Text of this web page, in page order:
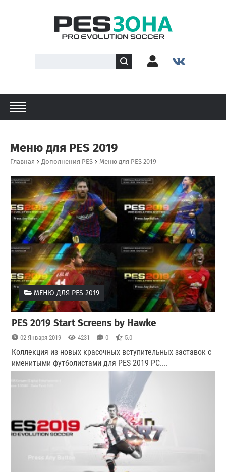
Меню для PES 2019
Главная › Дополнения PES › Меню для PES 2019
МЕНЮ ДЛЯ PES 2019
PES 2019 Start Screens by Hawke
02 Января 2019 4231 0 5.0
Коллекция из новых красочных вступительных заставок с
именитыми футболистами для PES 2019 PC....